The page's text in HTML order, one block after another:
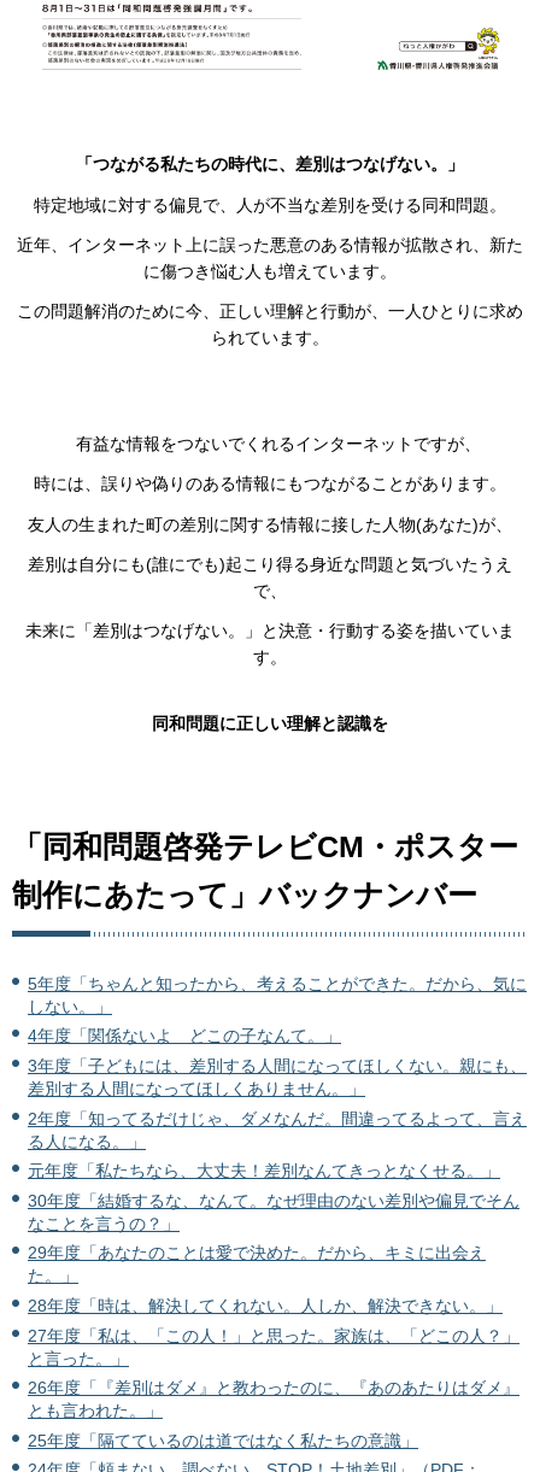
「つながる私たちの時代に、差別はつなげない。」
特定地域に対する偏見で、人が不当な差別を受ける同和問題。
近年、インターネット上に誤った悪意のある情報が拡散され、新た
に傷つき悩む人も増えています。
この問題解消のために今、正しい理解と行動が、一人ひとりに求め
られています。
有益な情報をつないでくれるインターネットですが、
時には、誤りや偽りのある情報にもつながることがあります。
友人の生まれた町の差別に関する情報に接した人物(あなた)が、
差別は自分にも(誰にでも)起こり得る身近な問題と気づいたうえ
で、
未来に「差別はつなげない。」と決意・行動する姿を描いていま
す。
同和問題に正しい理解と認識を
「同和問題啓発テレビCM・ポスター
制作にあたって」バックナンバー
5年度「ちゃんと知ったから、考えることができた。だから、気に
しない。」
4年度「関係ないよ どこの子なんて。」
3年度「子どもには、差別する人間になってほしくない。親にも、
差別する人間になってほしくありません。」
2年度「知ってるだけじゃ、ダメなんだ。間違ってるよって、言え
る人になる。」
元年度「私たちなら、大丈夫！差別なんてきっとなくせる。」
30年度「結婚するな、なんて。なぜ理由のない差別や偏見でそん
なことを言うの？」
29年度「あなたのことは愛で決めた。だから、キミに出会え
た。」
28年度「時は、解決してくれない。人しか、解決できない。」
27年度「私は、「この人！」と思った。家族は、「どこの人？」
と言った。」
26年度「『差別はダメ』と教わったのに、『あのあたりはダメ』
とも言われた。」
25年度「隔てているのは道ではなく私たちの意識」